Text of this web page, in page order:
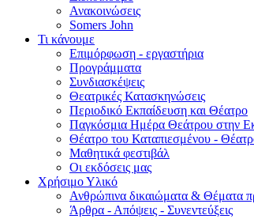
Ανακοινώσεις
Somers John
Τι κάνουμε
Επιμόρφωση - εργαστήρια
Προγράμματα
Συνδιασκέψεις
Θεατρικές Κατασκηνώσεις
Περιοδικό Εκπαίδευση και Θέατρο
Παγκόσμια Ημέρα Θεάτρου στην
Θέατρο του Καταπιεσμένου -
Μαθητικά φεστιβάλ
Οι εκδόσεις μας
Χρήσιμο Υλικό
Ανθρώπινα δικαιώματα & Θέματα
Άρθρα - Απόψεις - Συνεντεύξεις